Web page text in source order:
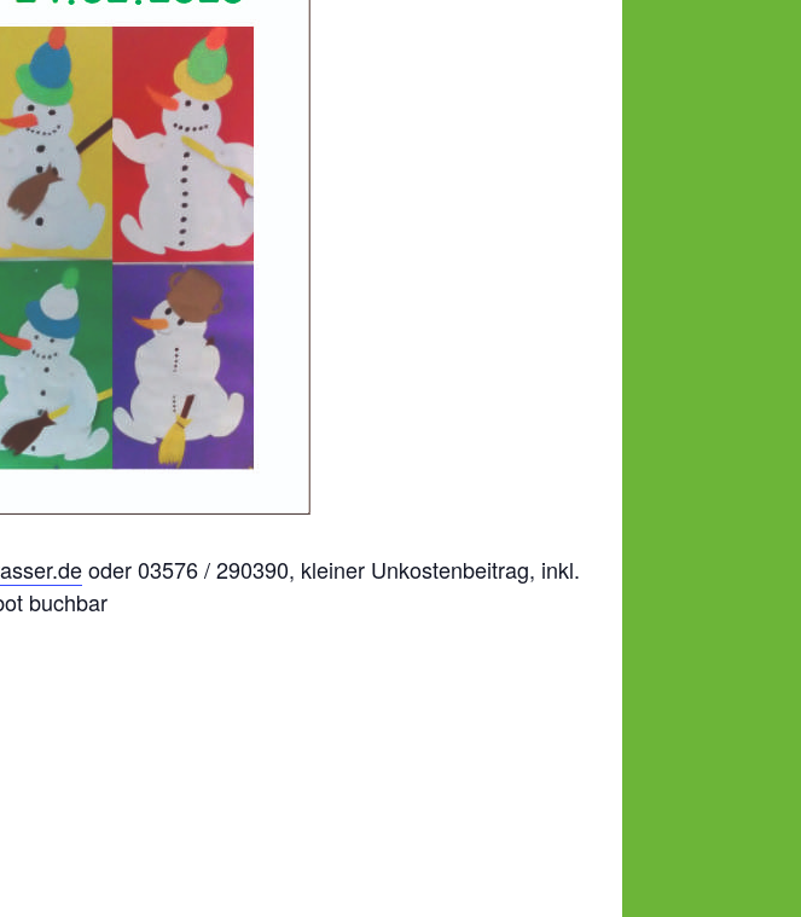
oder 03576 / 290390, kleiner Unkostenbeitrag, inkl.
buchbar